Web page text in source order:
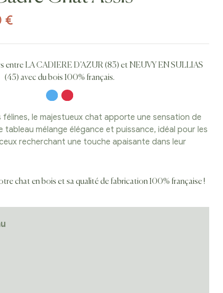
€
entre LA CADIERE D’AZUR (83) et NEUVY EN SULLIAS
(45) avec du bois 100% français.
le majestueux chat apporte une sensation de
tableau mélange élégance et puissance, idéal pour les
recherchant une touche apaisante dans leur
chat en bois et sa qualité de fabrication 100% française !